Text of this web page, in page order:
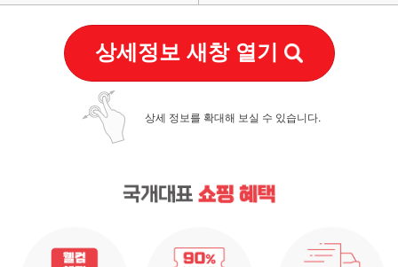
상세정보 새창 열기
상세 정보를 확대해 보실 수 있습니다.